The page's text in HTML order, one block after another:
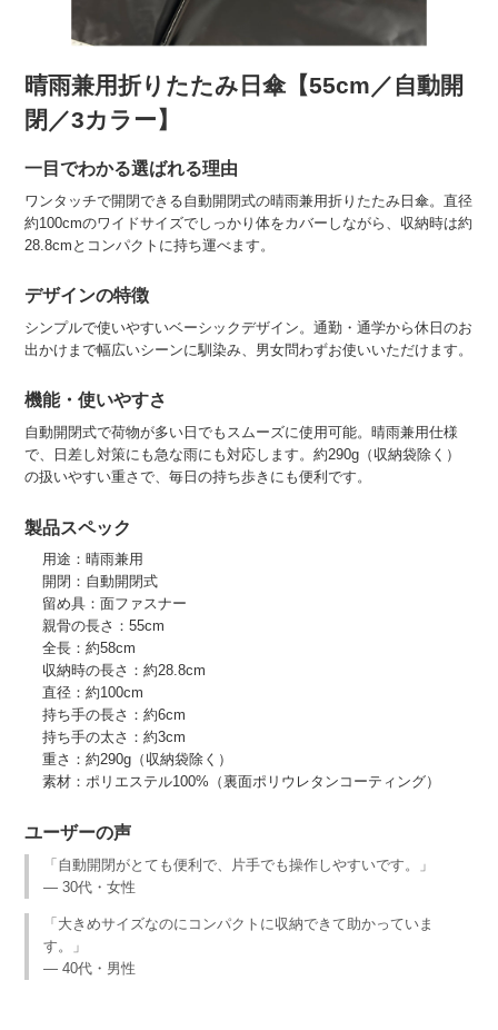
晴雨兼用折りたたみ日傘【55cm／自動開
閉／3カラー】
一目でわかる選ばれる理由
ワンタッチで開閉できる自動開閉式の晴雨兼用折りたたみ日傘。直径
約100cmのワイドサイズでしっかり体をカバーしながら、収納時は約
28.8cmとコンパクトに持ち運べます。
デザインの特徴
シンプルで使いやすいベーシックデザイン。通勤・通学から休日のお
出かけまで幅広いシーンに馴染み、男女問わずお使いいただけます。
機能・使いやすさ
自動開閉式で荷物が多い日でもスムーズに使用可能。晴雨兼用仕様
で、日差し対策にも急な雨にも対応します。約290g（収納袋除く）
の扱いやすい重さで、毎日の持ち歩きにも便利です。
製品スペック
用途：晴雨兼用
開閉：自動開閉式
留め具：面ファスナー
親骨の長さ：55cm
全長：約58cm
収納時の長さ：約28.8cm
直径：約100cm
持ち手の長さ：約6cm
持ち手の太さ：約3cm
重さ：約290g（収納袋除く）
素材：ポリエステル100%（裏面ポリウレタンコーティング）
ユーザーの声
「自動開閉がとても便利で、片手でも操作しやすいです。」
— 30代・女性
「大きめサイズなのにコンパクトに収納できて助かっていま
す。」
— 40代・男性